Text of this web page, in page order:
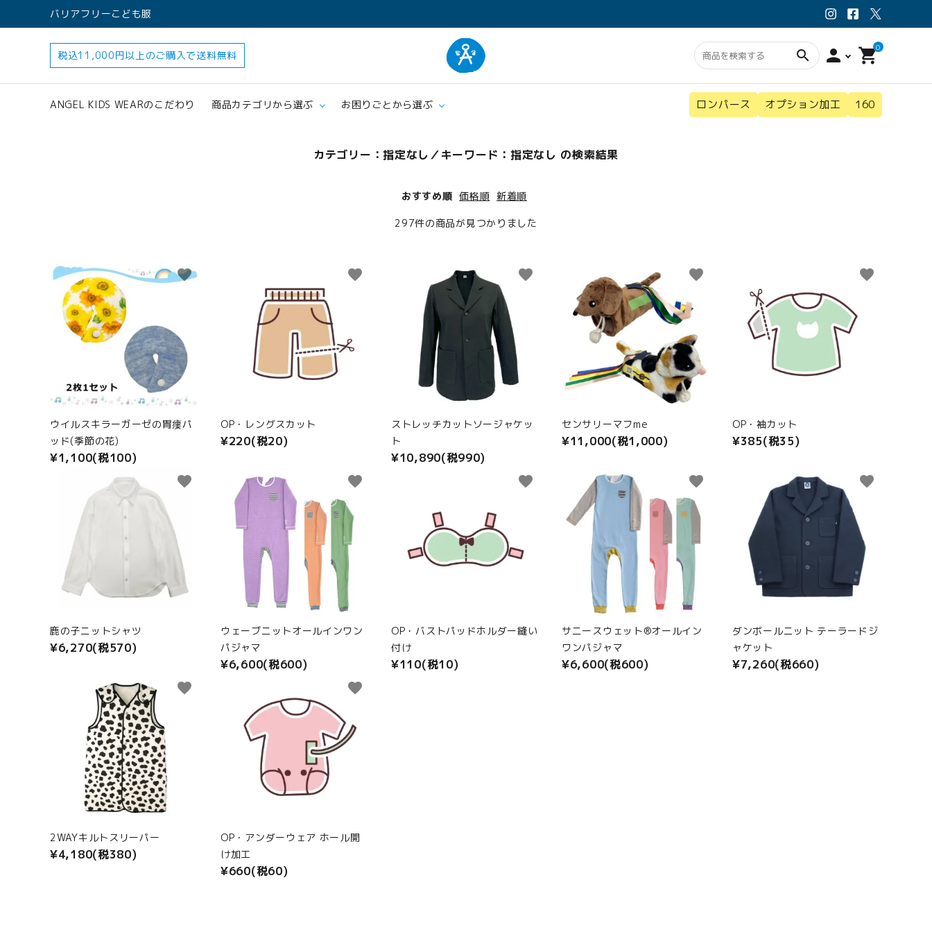
バリアフリーこども服
税込11,000円以上のご購入で送料無料 search person 0
shopping_cart
ANGEL KIDS WEARのこだわり 商品カテゴリから選ぶ
肌着 エプロン・スタイ
クッション・シーツ
お困りごとから選ぶ ロンパース オプション加工 160
search
ロンパース オプション加工
ANGEL KIDS WEARのこだわり
ようこそ ゲスト 様
カテゴリー：指定なし／キーワード：指定なし の検索結果
おすすめ順 価格順 新着順
297件の商品が見つかりました
ウイルスキラーガーゼの胃瘻パ
ッド(季節の花)
¥1,100(税100)
favorite
OP・レングスカット
¥220(税20)
favorite
ストレッチカットソージャケッ
ト
¥10,890(税990)
favorite
センサリーマフme
¥11,000(税1,000)
favorite
OP・袖カット
¥385(税35)
favorite
鹿の子ニットシャツ
¥6,270(税570)
favorite
ウェーブニットオールインワン
パジャマ
¥6,600(税600)
favorite
OP・バストパッドホルダー縫い
付け
¥110(税10)
favorite
サニースウェット®オールイン
ワンパジャマ
¥6,600(税600)
favorite
ダンボールニット テーラードジ
ャケット
¥7,260(税660)
favorite
2WAYキルトスリーパー
¥4,180(税380)
favorite
OP・アンダーウェア ホール開
け加工
¥660(税60)
favorite